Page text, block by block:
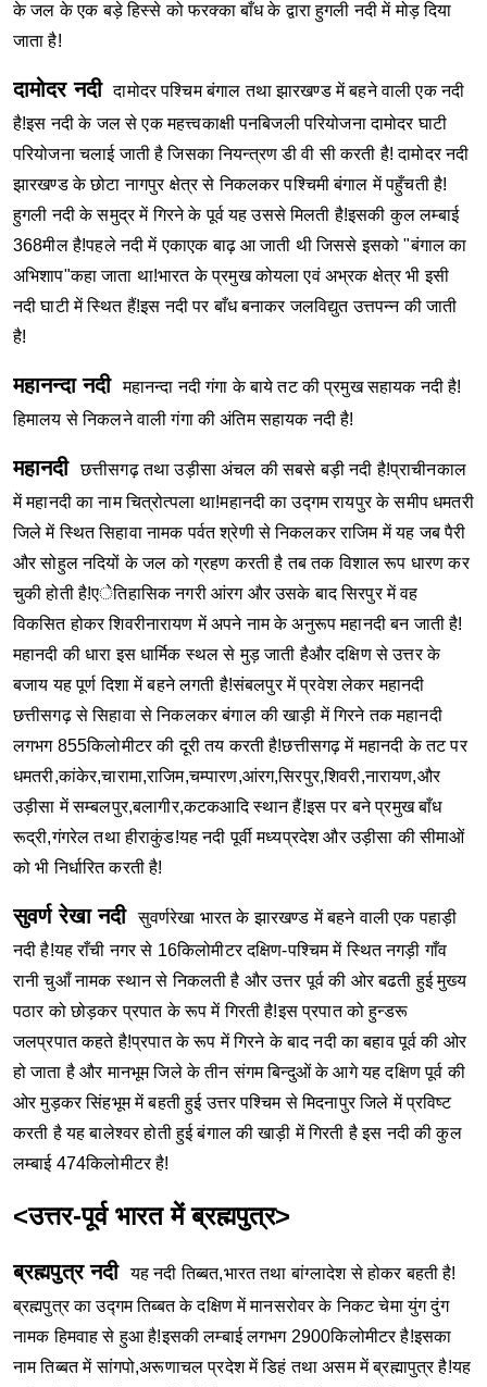
के जल के एक बड़े हिस्से को फरक्का बाँध के द्वारा हुगली नदी में मोड़ दिया
जाता है!
दामोदर नदी दामोदर पश्चिम बंगाल तथा झारखण्ड में बहने वाली एक नदी
है!इस नदी के जल से एक महत्त्वकाक्षी पनबिजली परियोजना दामोदर घाटी
परियोजना चलाई जाती है जिसका नियन्त्रण डी वी सी करती है! दामोदर नदी
झारखण्ड के छोटा नागपुर क्षेत्र से निकलकर पश्चिमी बंगाल में पहुँचती है!
हुगली नदी के समुद्र में गिरने के पूर्व यह उससे मिलती है!इसकी कुल लम्बाई
368मील है!पहले नदी में एकाएक बाढ़ आ जाती थी जिससे इसको "बंगाल का
अभिशाप"कहा जाता था!भारत के प्रमुख कोयला एवं अभ्रक क्षेत्र भी इसी
नदी घाटी में स्थित हैं!इस नदी पर बाँध बनाकर जलविद्युत उत्तपन्न की जाती
है!
महानन्दा नदी महानन्दा नदी गंगा के बाये तट की प्रमुख सहायक नदी है!
हिमालय से निकलने वाली गंगा की अंतिम सहायक नदी है!
महानदी छत्तीसगढ़ तथा उड़ीसा अंचल की सबसे बड़ी नदी है!प्राचीनकाल
में महानदी का नाम चित्रोत्पला था!महानदी का उद्गम रायपुर के समीप धमतरी
जिले में स्थित सिहावा नामक पर्वत श्रेणी से निकलकर राजिम में यह जब पैरी
और सोहुल नदियों के जल को ग्रहण करती है तब तक विशाल रूप धारण कर
चुकी होती है!एेतिहासिक नगरी आंरग और उसके बाद सिरपुर में वह
विकसित होकर शिवरीनारायण में अपने नाम के अनुरूप महानदी बन जाती है!
महानदी की धारा इस धार्मिक स्थल से मुड़ जाती हैऔर दक्षिण से उत्तर के
बजाय यह पूर्ण दिशा में बहने लगती है!संबलपुर में प्रवेश लेकर महानदी
छत्तीसगढ़ से सिहावा से निकलकर बंगाल की खाड़ी में गिरने तक महानदी
लगभग 855किलोमीटर की दूरी तय करती है!छत्तीसगढ़ में महानदी के तट पर
धमतरी,कांकेर,चारामा,राजिम,चम्पारण,आंरग,सिरपुर,शिवरी,नारायण,और
उड़ीसा में सम्बलपुर,बलागीर,कटकआदि स्थान हैं!इस पर बने प्रमुख बाँध
रूद्री,गंगरेल तथा हीराकुंड!यह नदी पूर्वी मध्यप्रदेश और उड़ीसा की सीमाओं
को भी निर्धारित करती है!
सुवर्ण रेखा नदी सुवर्णरेखा भारत के झारखण्ड में बहने वाली एक पहाड़ी
नदी है!यह राँची नगर से 16किलोमीटर दक्षिण-पश्चिम में स्थित नगड़ी गाँव
रानी चुआँ नामक स्थान से निकलती है और उत्तर पूर्व की ओर बढती हुई मुख्य
पठार को छोड़कर प्रपात के रूप में गिरती है!इस प्रपात को हुन्डरू
जलप्रपात कहते है!प्रपात के रूप में गिरने के बाद नदी का बहाव पूर्व की ओर
हो जाता है और मानभूम जिले के तीन संगम बिन्दुओं के आगे यह दक्षिण पूर्व की
ओर मुड़कर सिंहभूम में बहती हुई उत्तर पश्चिम से मिदनापुर जिले में प्रविष्ट
करती है यह बालेश्वर होती हुई बंगाल की खाड़ी में गिरती है इस नदी की कुल
लम्बाई 474किलोमीटर है!
<उत्तर-पूर्व भारत में ब्रह्मपुत्र>
ब्रह्मपुत्र नदी यह नदी तिब्बत,भारत तथा बांग्लादेश से होकर बहती है!
ब्रह्मपुत्र का उद्गम तिब्बत के दक्षिण में मानसरोवर के निकट चेमा युंग दुंग
नामक हिमवाह से हुआ है!इसकी लम्बाई लगभग 2900किलोमीटर है!इसका
नाम तिब्बत में सांगपो,अरूणाचल प्रदेश में डिहं तथा असम में ब्रह्मापुत्र है!यह